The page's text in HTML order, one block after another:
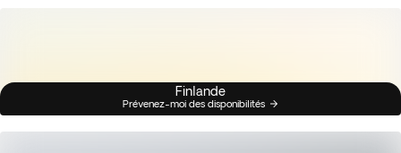
Finlande
Prévenez-moi des disponibilités